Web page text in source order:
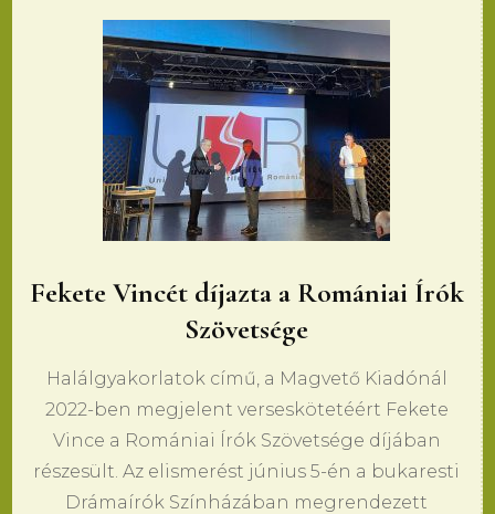
Fekete Vincét díjazta a Romániai Írók
Szövetsége
Halálgyakorlatok című, a Magvető Kiadónál
2022-ben megjelent verseskötetéért Fekete
Vince a Romániai Írók Szövetsége díjában
részesült. Az elismerést június 5-én a bukaresti
Drámaírók Színházában megrendezett